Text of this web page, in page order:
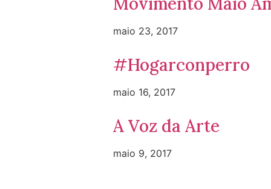
maio 23, 2017
#Hogarconperro
maio 16, 2017
A Voz da Arte
maio 9, 2017